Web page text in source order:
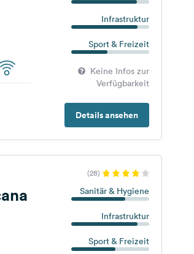
Infrastruktur
Sport & Freizeit
Keine Infos zur
Verfügbarkeit
Details ansehen
(28)
Sanitär & Hygiene
Infrastruktur
Sport & Freizeit